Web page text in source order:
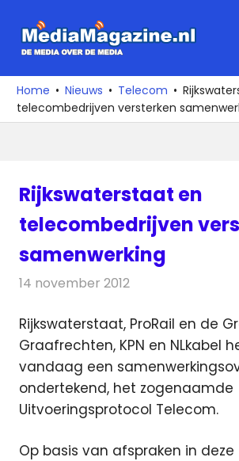
naar
media
over
de
Home Nieuws Telecom
telecombedrijven versterken
Rijkswaterstaat en
telecombedrijven
samenwerking
14 november 2012
Rijkswaterstaat, ProRail en de
Graafrechten, KPN en NLkabel
vandaag een
ondertekend, het zogenaamde
Uitvoeringsprotocol Telecom.
Op basis van afspraken in deze